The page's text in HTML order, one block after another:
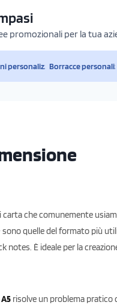
promozionali per la tua
personalizzatiBorracce
che comunemente
quelle del formato più
notes. È ideale per la
risolve un problema pratico